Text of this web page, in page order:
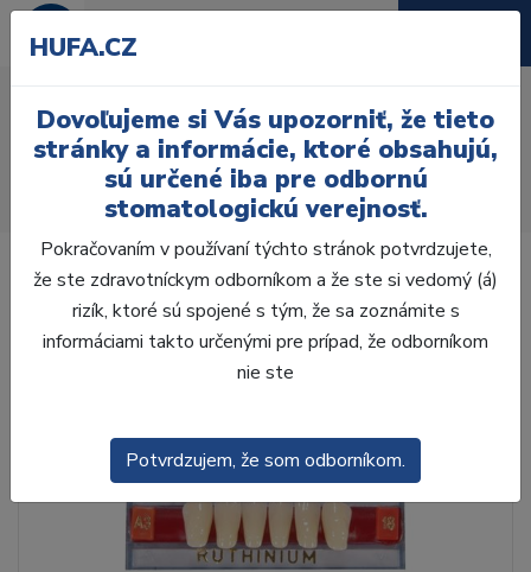
D33, A3
Zuby
AcryRock
AcryRock 1x28 S60-I60-D33, A3
HUFA.CZ
Dovoľujeme si Vás upozorniť, že tieto
stránky a informácie, ktoré obsahujú,
sú určené iba pre odbornú
stomatologickú verejnosť.
Pokračovaním v používaní týchto stránok potvrdzujete,
že ste zdravotníckym odborníkom a že ste si vedomý (á)
rizík, ktoré sú spojené s tým, že sa zoznámite s
informáciami takto určenými pre prípad, že odborníkom
nie ste
Potvrdzujem, že som odborníkom.